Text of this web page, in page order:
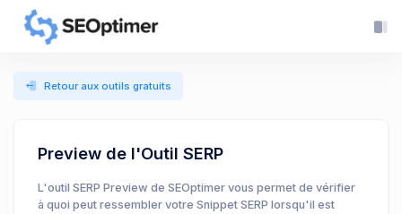
Retour aux outils gratuits
Preview de l'Outil SERP
L'outil SERP Preview de SEOptimer vous permet de vérifier
à quoi peut ressembler votre Snippet SERP lorsqu'il est